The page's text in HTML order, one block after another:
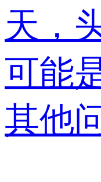
天，
可能
其他